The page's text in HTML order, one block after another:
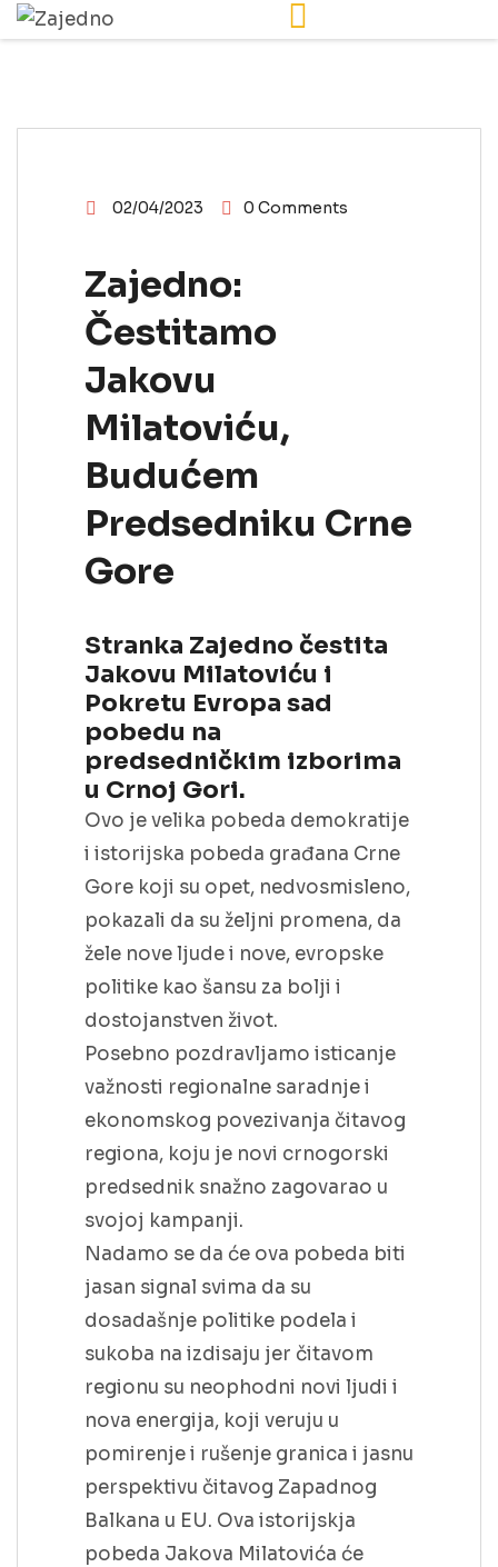
02/04/2023 0 Comments
Zajedno:
Čestitamo
Jakovu
Milatoviću,
Budućem
Predsedniku Crne
Gore
Stranka Zajedno čestita
Jakovu Milatoviću i
Pokretu Evropa sad
pobedu na
predsedničkim izborima
u Crnoj Gori.
Ovo je velika pobeda demokratije
i istorijska pobeda građana Crne
Gore koji su opet, nedvosmisleno,
pokazali da su željni promena, da
žele nove ljude i nove, evropske
politike kao šansu za bolji i
dostojanstven život.
Posebno pozdravljamo isticanje
važnosti regionalne saradnje i
ekonomskog povezivanja čitavog
regiona, koju je novi crnogorski
predsednik snažno zagovarao u
svojoj kampanji.
Nadamo se da će ova pobeda biti
jasan signal svima da su
dosadašnje politike podela i
sukoba na izdisaju jer čitavom
regionu su neophodni novi ljudi i
nova energija, koji veruju u
pomirenje i rušenje granica i jasnu
perspektivu čitavog Zapadnog
Balkana u EU. Ova istorijskja
pobeda Jakova Milatovića će